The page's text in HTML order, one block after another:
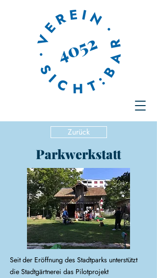
Zurück
Parkwerkstatt
Seit der Eröffnung des Stadtparks unterstützt
die Stadtgärtnerei das Pilotprojekt